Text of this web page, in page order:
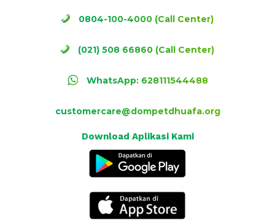
0804-100-4000 (Call Center)
(021) 508 66860 (Call Center)
WhatsApp: 628111544488
customercare@dompetdhuafa.org
Download Aplikasi Kami